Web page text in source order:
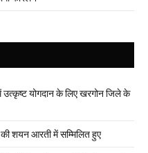
में उत्कृष्ट योगदान के लिए खरगोन जिले के
शयन आरती में सम्मिलित हुए